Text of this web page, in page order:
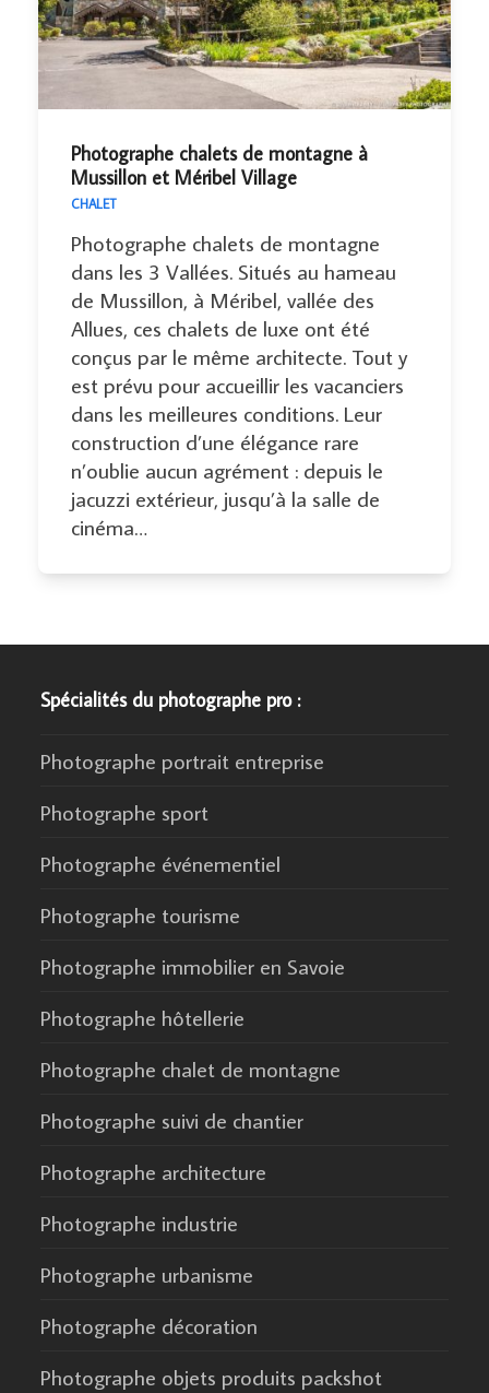
Photographe chalets de montagne à
Mussillon et Méribel Village
CHALET
Photographe chalets de montagne
dans les 3 Vallées. Situés au hameau
de Mussillon, à Méribel, vallée des
Allues, ces chalets de luxe ont été
conçus par le même architecte. Tout y
est prévu pour accueillir les vacanciers
dans les meilleures conditions. Leur
construction d’une élégance rare
n’oublie aucun agrément : depuis le
jacuzzi extérieur, jusqu’à la salle de
cinéma…
Spécialités du photographe pro :
Photographe portrait entreprise
Photographe sport
Photographe événementiel
Photographe tourisme
Photographe immobilier en Savoie
Photographe hôtellerie
Photographe chalet de montagne
Photographe suivi de chantier
Photographe architecture
Photographe industrie
Photographe urbanisme
Photographe décoration
Photographe objets produits packshot